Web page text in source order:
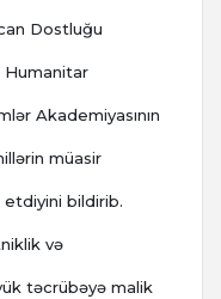
Dostluğu
Humanitar
Akademiyasının
müasir
etdiyini bildirib.
və
təcrübəyə malik